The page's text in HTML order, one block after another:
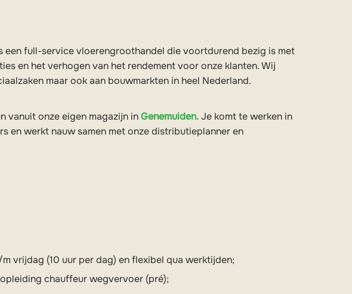
een full-service vloerengroothandel die voortdurend bezig is met
en het verhogen van het rendement voor onze klanten. Wij
maar ook aan bouwmarkten in heel Nederland.
vanuit onze eigen magazijn inGenemuiden.Je komt te werken in
en werkt nauw samen met onze distributieplanner en
vrijdag (10 uur per dag) en flexibel qua werktijden;
chauffeur wegvervoer (pré);